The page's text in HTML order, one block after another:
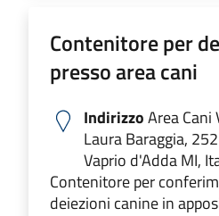
Contenitore per
presso area cani
IndirizzoArea Cani
Laura Baraggia,
Vaprio d'Adda MI,
Contenitore per
deiezioni canine in